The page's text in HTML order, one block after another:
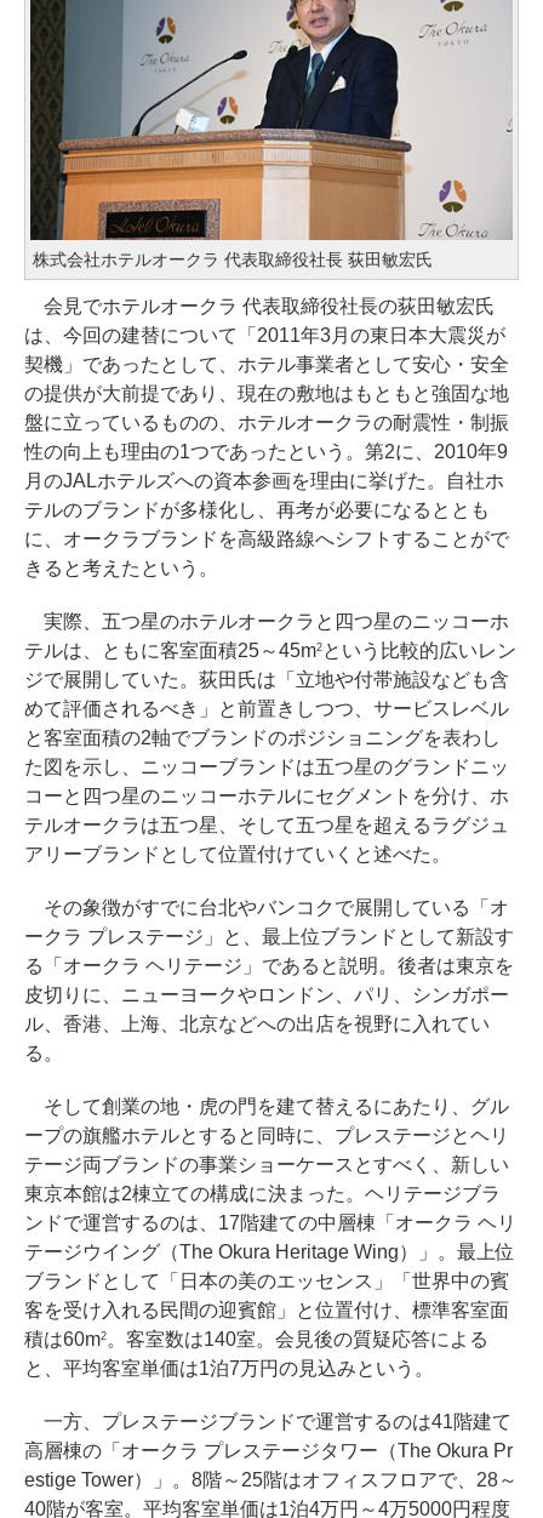
株式会社ホテルオークラ 代表取締役社長 荻田敏宏氏
会見でホテルオークラ 代表取締役社長の荻田敏宏氏
は、今回の建替について「2011年3月の東日本大震災が
契機」であったとして、ホテル事業者として安心・安全
の提供が大前提であり、現在の敷地はもともと強固な地
盤に立っているものの、ホテルオークラの耐震性・制振
性の向上も理由の1つであったという。第2に、2010年9
月のJALホテルズへの資本参画を理由に挙げた。自社ホ
テルのブランドが多様化し、再考が必要になるととも
に、オークラブランドを高級路線へシフトすることがで
きると考えたという。
実際、五つ星のホテルオークラと四つ星のニッコーホ
テルは、ともに客室面積25～45m2という比較的広いレン
ジで展開していた。荻田氏は「立地や付帯施設なども含
めて評価されるべき」と前置きしつつ、サービスレベル
と客室面積の2軸でブランドのポジショニングを表わし
た図を示し、ニッコーブランドは五つ星のグランドニッ
コーと四つ星のニッコーホテルにセグメントを分け、ホ
テルオークラは五つ星、そして五つ星を超えるラグジュ
アリーブランドとして位置付けていくと述べた。
その象徴がすでに台北やバンコクで展開している「オ
ークラ プレステージ」と、最上位ブランドとして新設す
る「オークラ ヘリテージ」であると説明。後者は東京を
皮切りに、ニューヨークやロンドン、パリ、シンガポー
ル、香港、上海、北京などへの出店を視野に入れてい
る。
そして創業の地・虎の門を建て替えるにあたり、グル
ープの旗艦ホテルとすると同時に、プレステージとヘリ
テージ両ブランドの事業ショーケースとすべく、新しい
東京本館は2棟立ての構成に決まった。ヘリテージブラ
ンドで運営するのは、17階建ての中層棟「オークラ ヘリ
テージウイング（The Okura Heritage Wing）」。最上位
ブランドとして「日本の美のエッセンス」「世界中の賓
客を受け入れる民間の迎賓館」と位置付け、標準客室面
積は60m2。客室数は140室。会見後の質疑応答による
と、平均客室単価は1泊7万円の見込みという。
一方、プレステージブランドで運営するのは41階建て
高層棟の「オークラ プレステージタワー（The Okura Pr
estige Tower）」。8階～25階はオフィスフロアで、28～
40階が客室。平均客室単価は1泊4万円～4万5000円程度